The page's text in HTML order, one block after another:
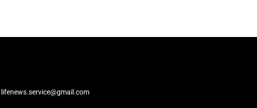
lifenews.service@gmail.com